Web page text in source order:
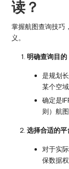
读？
掌握航图查询技巧
义。
明确查询目的
是规划
某个空
确定是
则）航图
选择合适的平
对于实
保数据